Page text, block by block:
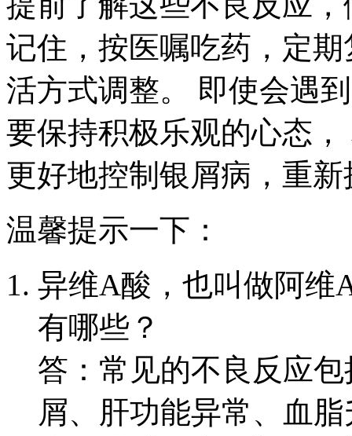
记住，按医嘱吃药，定
活方式调整。 即使会遇
要保持积极乐观的心态
更好地控制银屑病，重
温馨提示一下：
异维A酸，也叫做阿维
有哪些？
答：常见的不良反应
屑、肝功能异常、血